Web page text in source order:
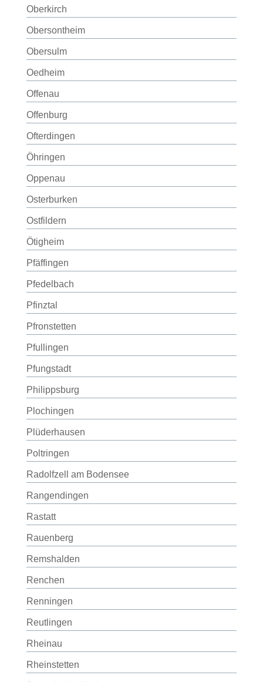
Oberkirch
Obersontheim
Obersulm
Oedheim
Offenau
Offenburg
Ofterdingen
Öhringen
Oppenau
Osterburken
Ostfildern
Ötigheim
Pfäffingen
Pfedelbach
Pfinztal
Pfronstetten
Pfullingen
Pfungstadt
Philippsburg
Plochingen
Plüderhausen
Poltringen
Radolfzell am Bodensee
Rangendingen
Rastatt
Rauenberg
Remshalden
Renchen
Renningen
Reutlingen
Rheinau
Rheinstetten